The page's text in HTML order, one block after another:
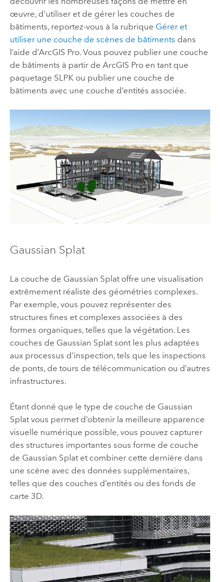
œuvre, d’utiliser et de gérer les couches de
bâtiments, reportez-vous à la rubrique Gérer et
utiliser une couche de scènes de bâtiments dans
l’aide d’ArcGIS Pro. Vous pouvez publier une couche
de bâtiments à partir de ArcGIS Proen tant que
paquetage SLPK ou publier une couche de
bâtiments avec une couche d’entités associée.
Gaussian Splat
La couche de Gaussian Splat offre une visualisation
extrêmement réaliste des géométries complexes.
Par exemple, vous pouvez représenter des
structures fines et complexes associées à des
formes organiques, telles que la végétation. Les
couches de Gaussian Splat sont les plus adaptées
aux processus d’inspection, tels que les inspections
de ponts, de tours de télécommunication ou d’autres
infrastructures.
Étant donné que le type de couche de Gaussian
Splat vous permet d’obtenir la meilleure apparence
visuelle numérique possible, vous pouvez capturer
des structures importantes sous forme de couche
de Gaussian Splat et combiner cette dernière dans
une scène avec des données supplémentaires,
telles que des couches d’entités ou des fonds de
carte 3D.